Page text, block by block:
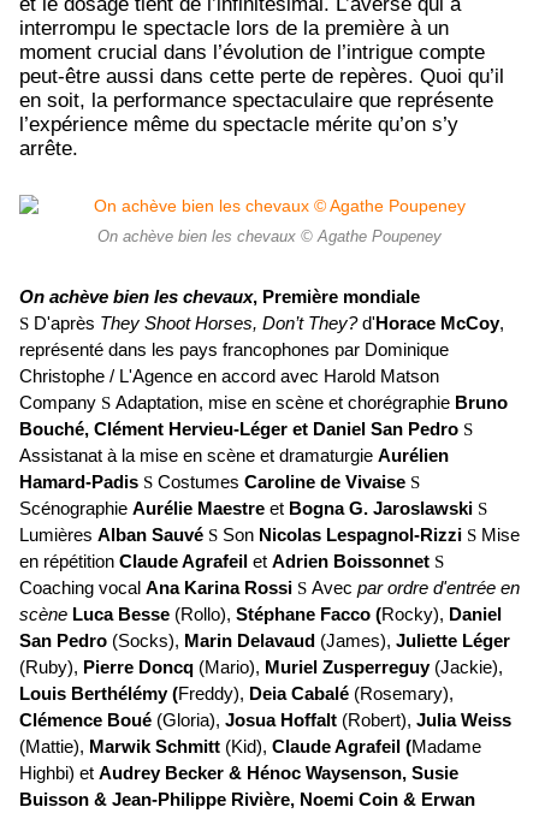
interrompu le spectacle lors de la première à un
moment crucial dans l’évolution de l’intrigue compte
peut-être aussi dans cette perte de repères. Quoi qu’il
en soit, la performance spectaculaire que représente
l’expérience même du spectacle mérite qu’on s’y
arrête.
On achève bien les chevaux © Agathe Poupeney
On achève bien les chevaux, Première mondiale
S D'après They Shoot Horses, Don’t They? d'Horace McCoy,
représenté dans les pays francophones par Dominique
Christophe / L'Agence en accord avec Harold Matson
Company S Adaptation, mise en scène et chorégraphie Bruno
Bouché, Clément Hervieu-Léger et Daniel San Pedro S
Assistanat à la mise en scène et dramaturgie Aurélien
Hamard-Padis S Costumes Caroline de Vivaise S
Scénographie Aurélie Maestre et Bogna G. Jaroslawski S
Lumières Alban Sauvé S Son Nicolas Lespagnol-Rizzi S Mise
en répétition Claude Agrafeil et Adrien Boissonnet S
Coaching vocal Ana Karina Rossi S Avec par ordre d'entrée en
scène Luca Besse (Rollo), Stéphane Facco (Rocky), Daniel
San Pedro (Socks), Marin Delavaud (James), Juliette Léger
(Ruby), Pierre Doncq (Mario), Muriel Zusperreguy (Jackie),
Louis Berthélémy(Freddy), Deia Cabalé (Rosemary),
Clémence Boué (Gloria), Josua Hoffalt (Robert), Julia Weiss
(Mattie), Marwik Schmitt (Kid), Claude Agrafeil (Madame
Highbi) et Audrey Becker & Hénoc Waysenson, Susie
Buisson & Jean-Philippe Rivière, Noemi Coin & Erwan